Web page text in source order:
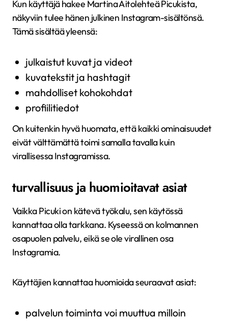
Kun käyttäjä hakee Martina Aitolehteä Picukista,
näkyviin tulee hänen julkinen Instagram-sisältönsä.
Tämä sisältää yleensä:
julkaistut kuvat ja videot
kuvatekstit ja hashtagit
mahdolliset kohokohdat
profiilitiedot
On kuitenkin hyvä huomata, että kaikki ominaisuudet
eivät välttämättä toimi samalla tavalla kuin
virallisessa Instagramissa.
turvallisuus ja huomioitavat asiat
Vaikka Picuki on kätevä työkalu, sen käytössä
kannattaa olla tarkkana. Kyseessä on kolmannen
osapuolen palvelu, eikä se ole virallinen osa
Instagramia.
Käyttäjien kannattaa huomioida seuraavat asiat:
palvelun toiminta voi muuttua milloin